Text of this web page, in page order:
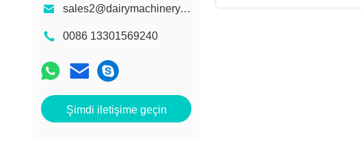
sales2@dairymachinery.cc
0086 13301569240
Şimdi iletişime geçin